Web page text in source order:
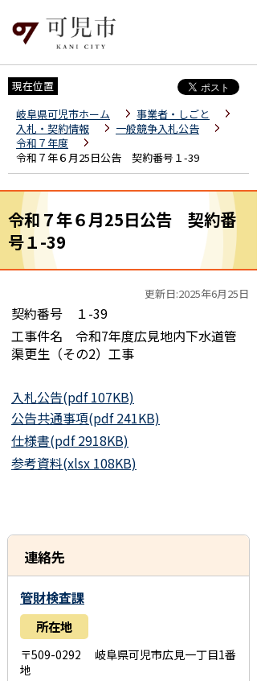
現在位置
岐阜県可児市ホーム
事業者・しごと
入札・契約情報
一般競争入札公告
令和７年度
令和７年６月25日公告 契約番号１-39
令和７年６月25日公告 契約番
号１-39
更新日:2025年6月25日
契約番号 １-39
工事件名 令和7年度広見地内下水道管
渠更生（その2）工事
入札公告(pdf 107KB)
公告共通事項(pdf 241KB)
仕様書(pdf 2918KB)
参考資料(xlsx 108KB)
連絡先
管財検査課
所在地
〒509-0292 岐阜県可児市広見一丁目1番
地